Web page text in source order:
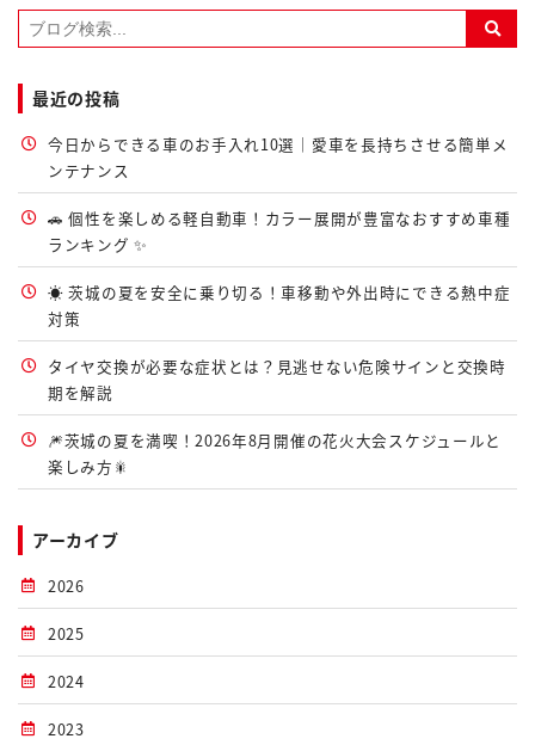
最近の投稿
今日からできる車のお手入れ10選｜愛車を長持ちさせる簡単メ
ンテナンス
🚗 個性を楽しめる軽自動車！カラー展開が豊富なおすすめ車種
ランキング ✨
☀️ 茨城の夏を安全に乗り切る！車移動や外出時にできる熱中症
対策
タイヤ交換が必要な症状とは？見逃せない危険サインと交換時
期を解説
🎆茨城の夏を満喫！2026年8月開催の花火大会スケジュールと
楽しみ方🎇
アーカイブ
2026
2025
2024
2023